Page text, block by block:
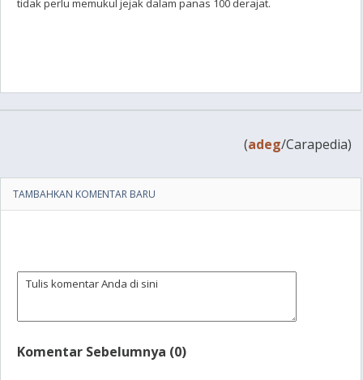
tidak perlu memukul jejak dalam panas 100 derajat.
(adeg/Carapedia)
TAMBAHKAN KOMENTAR BARU
Komentar Sebelumnya (0)